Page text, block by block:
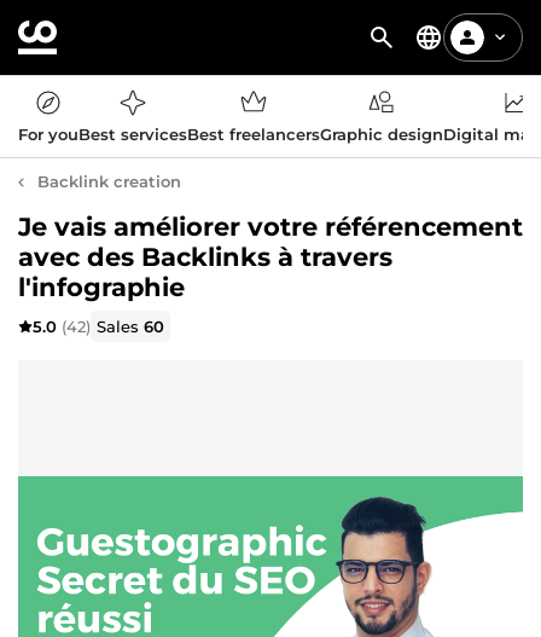
For youBest servicesBest freelancersGraphic designDigital
Backlink creation
Je vais améliorer votre référencement
avec des Backlinks à travers
l'infographie
5.0 (42) Sales60